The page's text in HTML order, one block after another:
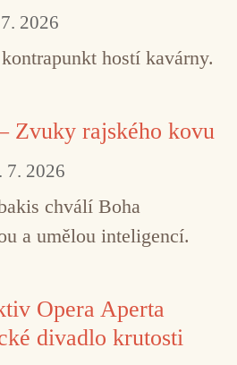
2026
hostí kavárny.
Zvuky rajského kovu
7. 2026
chválí Boha
a umělou inteligencí.
Opera Aperta
divadlo krutosti